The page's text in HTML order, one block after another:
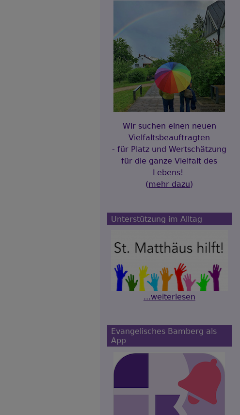
Wir suchen einen neuen
Vielfaltsbeauftragten
- für Platz und Wertschätzung
für die ganze Vielfalt des
Lebens!
(mehr dazu)
Unterstützung im Alltag
...weiterlesen
Evangelisches Bamberg als
App